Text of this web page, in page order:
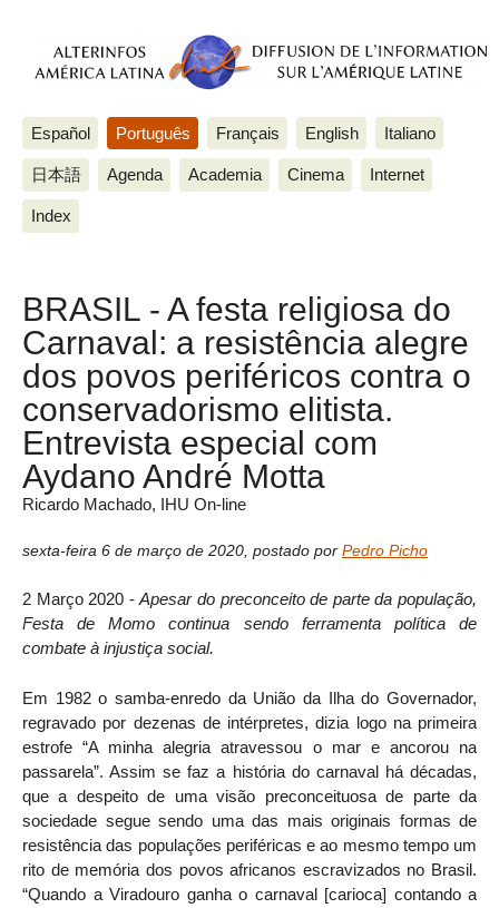
Español Português Français English Italiano
日本語 Agenda Academia Cinema Internet
Index
BRASIL - A festa religiosa do
Carnaval: a resistência alegre
dos povos periféricos contra o
conservadorismo elitista.
Entrevista especial com
Aydano André Motta
Ricardo Machado, IHU On-line
sexta-feira 6 de março de 2020 postado por Pedro Picho
2 Março 2020 -Apesar do preconceito de parte da população,
Festa de Momo continua sendo ferramenta política de
combate à injustiça social.
Em 1982 o samba-enredo da União da Ilha do Governador,
regravado por dezenas de intérpretes, dizia logo na primeira
estrofe “A minha alegria atravessou o mar e ancorou na
passarela”. Assim se faz a história do carnaval há décadas,
que a despeito de uma visão preconceituosa de parte da
sociedade segue sendo uma das mais originais formas de
resistência das populações periféricas e ao mesmo tempo um
rito de memória dos povos africanos escravizados no Brasil.
“Quando a Viradouro ganha o carnaval [carioca] contando a